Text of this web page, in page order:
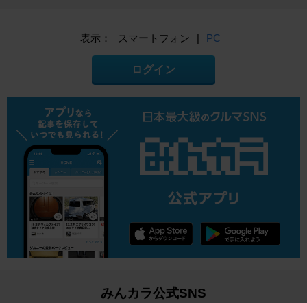
表示： スマートフォン | PC
ログイン
みんカラ公式SNS